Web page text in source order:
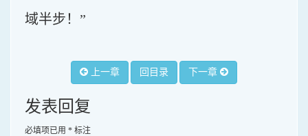
域半步！”
上一章 回目录 下一章
发表回复
必填项已用 * 标注